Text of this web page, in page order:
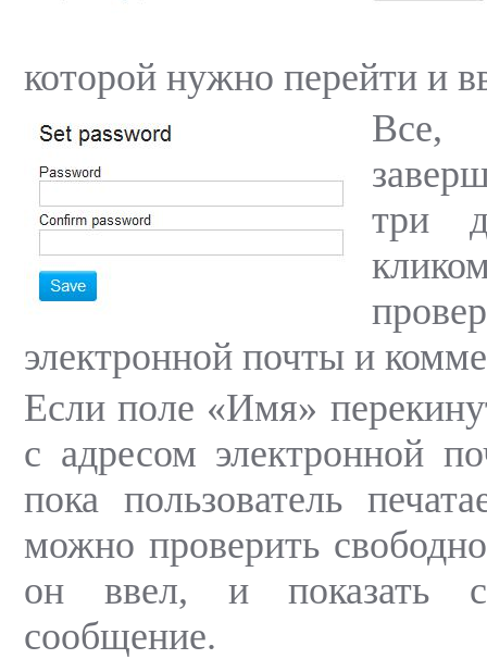
которой нужно перейти и
Все,
три
электронной почты и
Если поле «Имя»
с адресом электронной
пока пользователь
можно проверить
он ввел, и показать
сообщение.